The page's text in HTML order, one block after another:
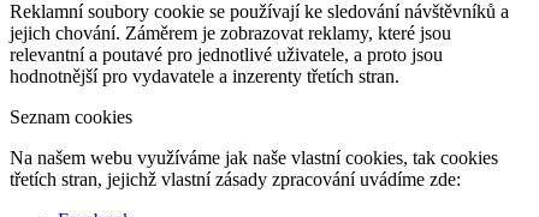
Reklamní soubory cookie se používají ke sledování návštěvníků a
jejich chování. Záměrem je zobrazovat reklamy, které jsou
relevantní a poutavé pro jednotlivé uživatele, a proto jsou
hodnotnější pro vydavatele a inzerenty třetích stran.
Seznam cookies
Na našem webu využíváme jak naše vlastní cookies, tak cookies
třetích stran, jejichž vlastní zásady zpracování uvádíme zde: